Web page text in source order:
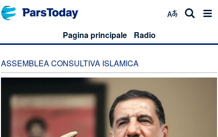
Pagina principale Radio
ASSEMBLEA CONSULTIVA ISLAMICA